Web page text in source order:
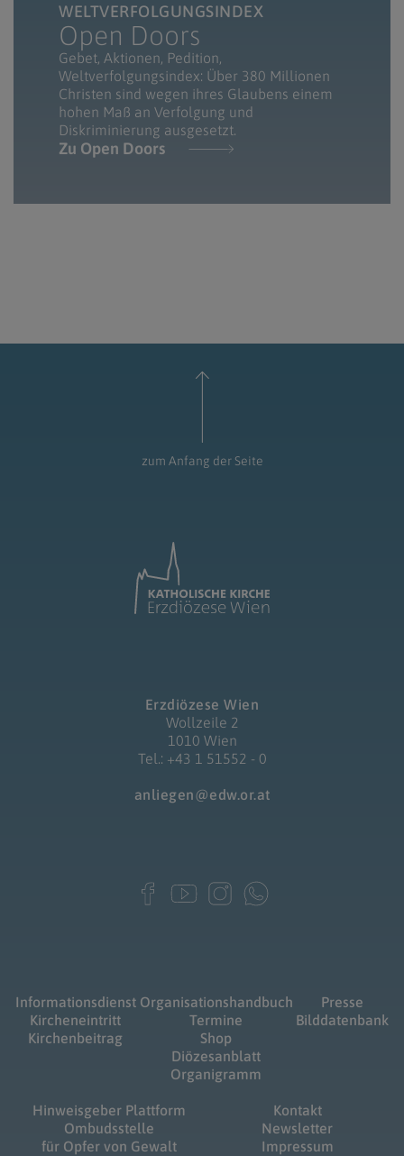
WELTVERFOLGUNGSINDEX
Open Doors
Gebet, Aktionen, Pedition,
Weltverfolgungsindex: Über 380 Millionen
Christen sind wegen ihres Glaubens einem
hohen Maß an Verfolgung und
Diskriminierung ausgesetzt.
Zu Open Doors
zum Anfang der Seite
Erzdiözese Wien
Wollzeile 2
1010 Wien
Tel.: +43 1 51552 - 0
anliegen@edw.or.at
Informationsdienst
Kircheneintritt
Kirchenbeitrag
Organisationshandbuch
Termine
Shop
Diözesanblatt
Organigramm
Presse
Bilddatenbank
Hinweisgeber Plattform
Ombudsstelle
für Opfer von Gewalt
Kontakt
Newsletter
Impressum